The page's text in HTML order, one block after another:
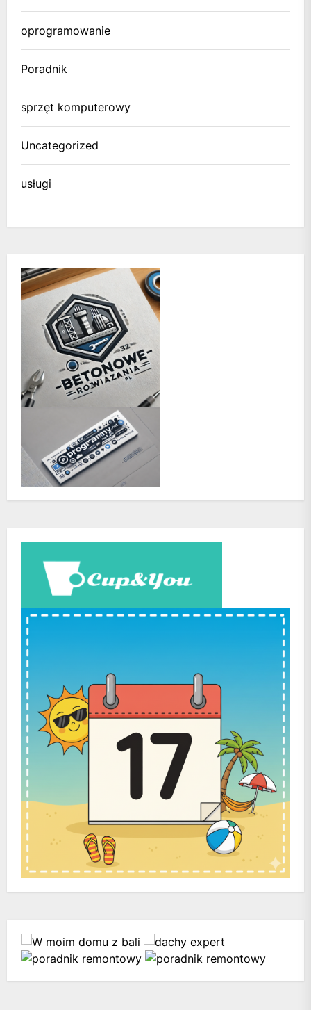
oprogramowanie
Poradnik
sprzęt komputerowy
Uncategorized
usługi